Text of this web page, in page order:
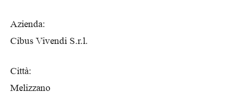
Azienda:
Cibus Vivendi S.r.l.
Città:
Melizzano